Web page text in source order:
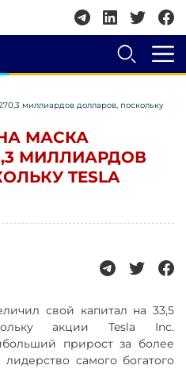
миллиардов долларов, поскольку
МАСКА
МИЛЛИАРДОВ
TESLA
свой капитал на 33,5
акции Tesla Inc.
прирост за более
самого богатого